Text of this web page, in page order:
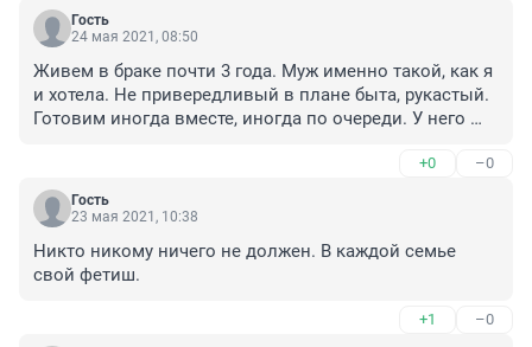
Гость
24 мая 2021, 08:50
Живем в браке почти 3 года. Муж именно такой, как я
и хотела. Не привередливый в плане быта, рукастый.
Готовим иногда вместе, иногда по очереди. У него
этакое. Я накрываю на стол, он моет посуду. Уборкой
занимаемся вместе: я вытираю пыль, он пылесосит и
моет полы. В магазины, в основном, ходим вместе,
сделать - он. Даже недавно на швейной машинке
научился шить и сам сшил себе рабочие брюки.
+0 –0
Гость
23 мая 2021, 10:38
Никто никому ничего не должен. В каждой семье
свой фетиш.
+1 –0